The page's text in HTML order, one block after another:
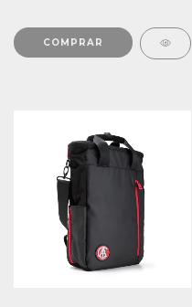
COMPRAR